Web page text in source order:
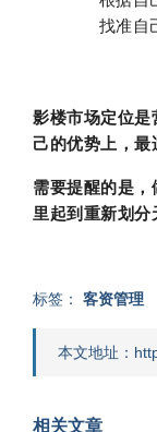
找准自
影楼市场定位
己的优势上，最
需要提醒的是
里起到重新划
标签： 客资管理
本文地址：
相关文章